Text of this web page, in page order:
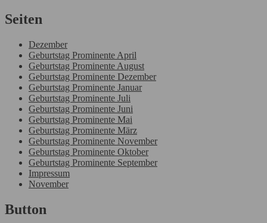
Seiten
Dezember
Geburtstag Prominente April
Geburtstag Prominente August
Geburtstag Prominente Dezember
Geburtstag Prominente Januar
Geburtstag Prominente Juli
Geburtstag Prominente Juni
Geburtstag Prominente Mai
Geburtstag Prominente März
Geburtstag Prominente November
Geburtstag Prominente Oktober
Geburtstag Prominente September
Impressum
November
Button